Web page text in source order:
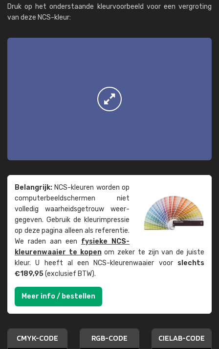
Druk op het onderstaande kleurvoorbeeld voor een vergroting
van deze NCS-kleur:
Belangrijk: NCS-kleuren worden op
computer­beeld­schermen niet
volledig waarheids­­getrouw weer­
gegeven. Gebruik de kleur­impressie
op deze pagina alleen als referentie.
We raden aan een fysieke NCS-
kleuren­waaier te kopenom zeker te zijn van de juiste
kleur. U heeft al een NCS-kleuren­waaier voor slechts
€189,95(exclusief BTW).
Meer info / bestellen
CMYK-CODE RGB-CODE CIELAB-CODE